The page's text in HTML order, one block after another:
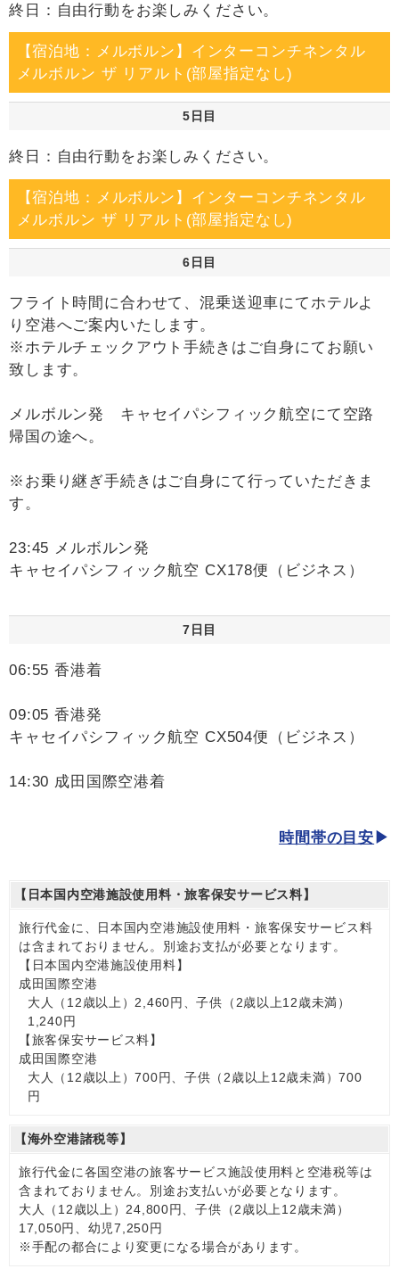
終日：自由行動をお楽しみください。
【宿泊地：メルボルン】インターコンチネンタル
メルボルン ザ リアルト(部屋指定なし)
5日目
終日：自由行動をお楽しみください。
【宿泊地：メルボルン】インターコンチネンタル
メルボルン ザ リアルト(部屋指定なし)
6日目
フライト時間に合わせて、混乗送迎車にてホテルよ
り空港へご案内いたします。
※ホテルチェックアウト手続きはご自身にてお願い
致します。
メルボルン発 キャセイパシフィック航空にて空路
帰国の途へ。
※お乗り継ぎ手続きはご自身にて行っていただきま
す。
23:45 メルボルン発
キャセイパシフィック航空 CX178便（ビジネス）
7日目
06:55 香港着
09:05 香港発
キャセイパシフィック航空 CX504便（ビジネス）
14:30 成田国際空港着
時間帯の目安
【日本国内空港施設使用料・旅客保安サービス料】
旅行代金に、日本国内空港施設使用料・旅客保安サービス料
は含まれておりません。別途お支払が必要となります。
【日本国内空港施設使用料】
成田国際空港
大人（12歳以上）2,460円、子供（2歳以上12歳未満）
1,240円
【旅客保安サービス料】
成田国際空港
大人（12歳以上）700円、子供（2歳以上12歳未満）700
円
【海外空港諸税等】
旅行代金に各国空港の旅客サービス施設使用料と空港税等は
含まれておりません。別途お支払いが必要となります。
大人（12歳以上）24,800円、子供（2歳以上12歳未満）
17,050円、幼児7,250円
※手配の都合により変更になる場合があります。